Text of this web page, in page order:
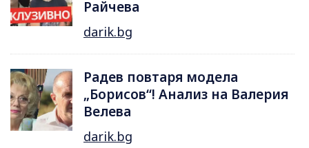
Райчева
darik.bg
Радев повтаря модела
„Борисов“! Анализ на Валерия
Велева
darik.bg